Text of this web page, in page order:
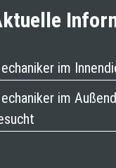
im
im